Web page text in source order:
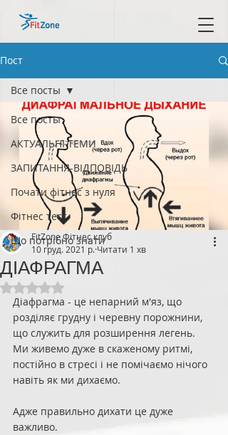
Пост
Все посты
АКТУАЛЬНІ ТЕМИ
ЗАПИТАННЯ-ВІДПОВІДЬ
Почати фітнес з нуля
Фітнес тест
Що потрібно знати
Все посты
ДІАФРАГМА
FitZone Фітнес клуб
10 груд. 2021 р. Читати 1 хв
Оцінка: NaN з 5 зірок.
Діафрагма - це непарний м'яз, що
розділяє грудну і черевну порожнини,
що служить для розширення легень.
Ми живемо дуже в скаженому ритмі,
постійно в стресі і не помічаємо нічого
навіть як ми дихаємо.
Адже правильно дихати це дуже
важливо.